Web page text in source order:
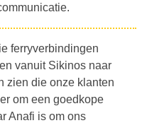
ferryverbindingen
vanuit Sikinos naar
zien die onze klanten
om een goedkope
Anafi is om ons